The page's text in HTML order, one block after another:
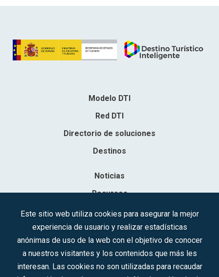
Modelo DTI
Red DTI
Directorio de soluciones
Destinos
Noticias
Recursos
Contacto
Sociedad Mercantil Estatal para la Gestión de la Innovación y las
C.I.F.: A-81/874.984
Este sitio web utiliza cookies para asegurar la mejor
experiencia de usuario y realizar estadísticas
anónimas de uso de la web con el objetivo de conocer
a nuestros visitantes y los contenidos que más les
interesan. Las cookies no son utilizadas para recaudar